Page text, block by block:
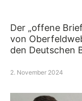
Der „offene
von
den Deutschen
2. November 2024